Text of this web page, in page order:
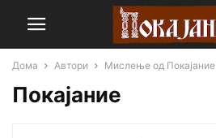
Дома Автори Мислење од Покајание
Покајание